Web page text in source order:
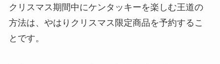
クリスマス期間中にケンタッキーを楽しむ王道の
方法は、やはりクリスマス限定商品を予約するこ
とです。